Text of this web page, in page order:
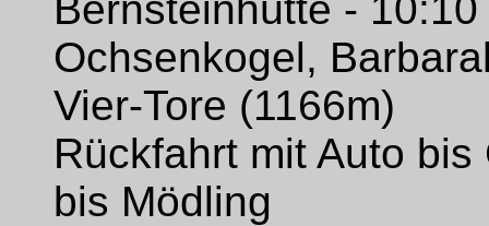
Ochsenkogel,
Vier-Tore (1166m)
Rückfahrt mit Auto
bis Mödling